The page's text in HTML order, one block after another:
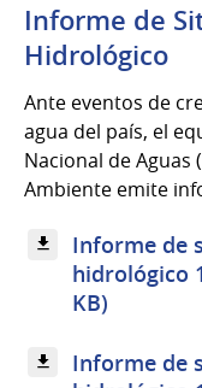
Informe de
Hidrológico
Ante eventos de
agua del país, el
Nacional de
Ambiente emite
Informe de
hidrológico
KB)
Informe de